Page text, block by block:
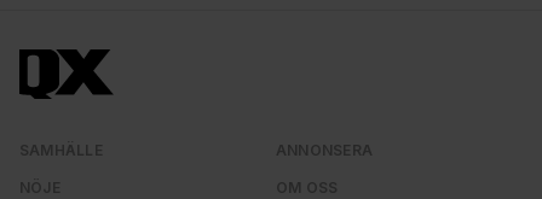
SAMHÄLLE
NÖJE
ANNONSERA
OM OSS